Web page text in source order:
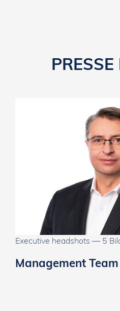
Executive headshots — 5
Management Team